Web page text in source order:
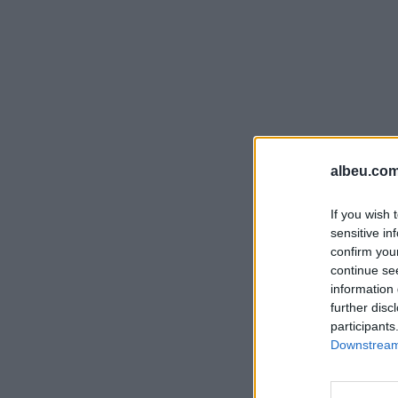
If you wish
sensitive
confirm
continue
information
further